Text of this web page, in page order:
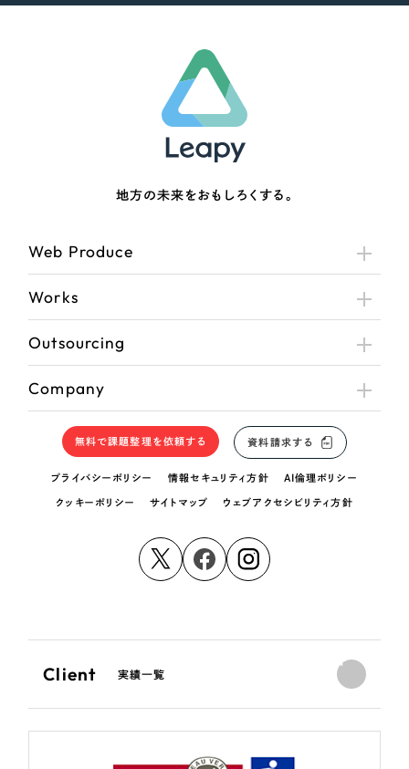
地方の未来をおもしろくする。
Web Produce
Works
Outsourcing
Company
無料で課題整理を依頼する 資料請求する
プライバシーポリシー 情報セキュリティ方針 AI倫理ポリシー
クッキーポリシー サイトマップ ウェブアクセシビリティ方針
Client 実績一覧